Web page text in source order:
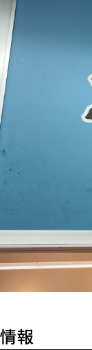
報